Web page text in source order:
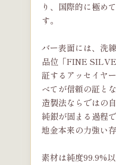
り、国際的に極め
す。
バー表面には、洗
品位「FINE
証するアッセイヤ
べてが信頼の証と
造製法ならではの
純銀が固まる過程
地金本来の力強い
素材は純度99.9%